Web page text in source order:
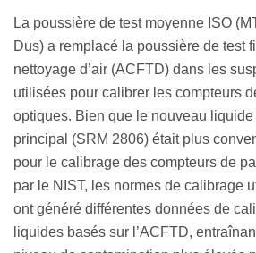
La poussière de test moyenne ISO
Dus) a remplacé la poussière de test
nettoyage d’air (ACFTD) dans les
utilisées pour calibrer les compteurs
optiques. Bien que le nouveau
principal (SRM 2806) était plus
pour le calibrage des compteurs de
par le NIST, les normes de calibrage
ont généré différentes données de
liquides basés sur l’ACFTD,